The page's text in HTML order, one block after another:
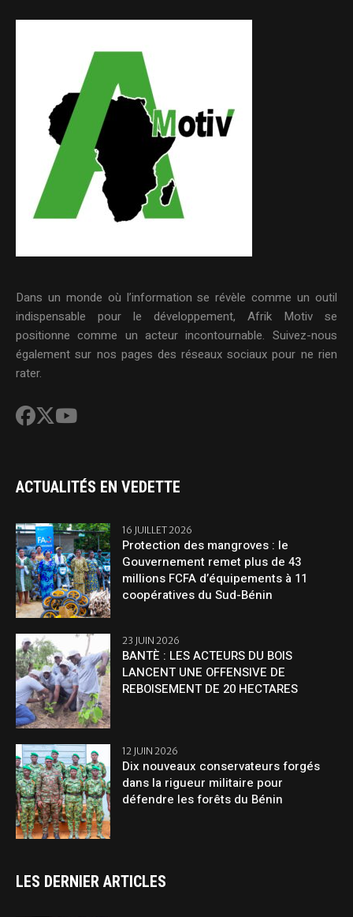
Dans un monde où l’information se révèle comme un outil
indispensable pour le développement, Afrik Motiv se
positionne comme un acteur incontournable. Suivez-nous
également sur nos pages des réseaux sociaux pour ne rien
rater.
ACTUALITÉS EN VEDETTE
16 JUILLET 2026
Protection des mangroves : le
Gouvernement remet plus de 43
millions FCFA d’équipements à 11
coopératives du Sud-Bénin
23 JUIN 2026
BANTÈ : LES ACTEURS DU BOIS
LANCENT UNE OFFENSIVE DE
REBOISEMENT DE 20 HECTARES
12 JUIN 2026
Dix nouveaux conservateurs forgés
dans la rigueur militaire pour
défendre les forêts du Bénin
LES DERNIER ARTICLES